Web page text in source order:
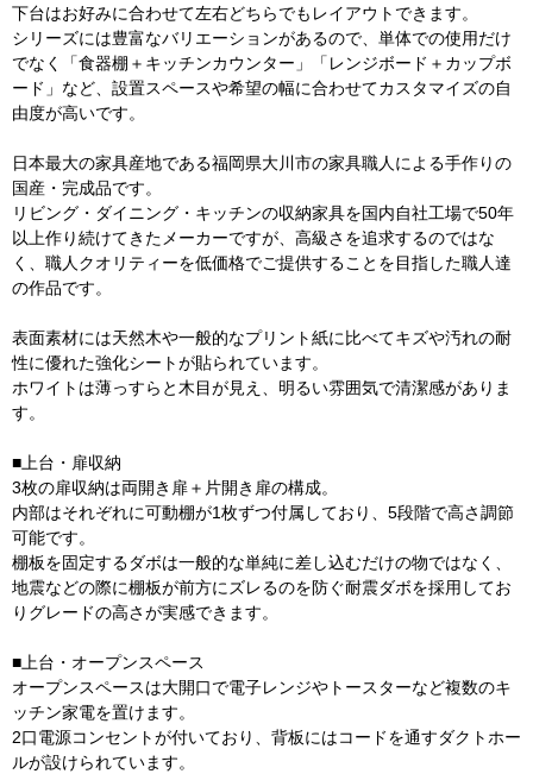
下台はお好みに合わせて左右どちらでもレイアウトできます。
シリーズには豊富なバリエーションがあるので、単体での使用だけ
でなく「食器棚＋キッチンカウンター」「レンジボード＋カップボ
ード」など、設置スペースや希望の幅に合わせてカスタマイズの自
由度が高いです。
日本最大の家具産地である福岡県大川市の家具職人による手作りの
国産・完成品です。
リビング・ダイニング・キッチンの収納家具を国内自社工場で50年
以上作り続けてきたメーカーですが、高級さを追求するのではな
く、職人クオリティーを低価格でご提供することを目指した職人達
の作品です。
表面素材には天然木や一般的なプリント紙に比べてキズや汚れの耐
性に優れた強化シートが貼られています。
ホワイトは薄っすらと木目が見え、明るい雰囲気で清潔感がありま
す。
■上台・扉収納
3枚の扉収納は両開き扉＋片開き扉の構成。
内部はそれぞれに可動棚が1枚ずつ付属しており、5段階で高さ調節
可能です。
棚板を固定するダボは一般的な単純に差し込むだけの物ではなく、
地震などの際に棚板が前方にズレるのを防ぐ耐震ダボを採用してお
りグレードの高さが実感できます。
■上台・オープンスペース
オープンスペースは大開口で電子レンジやトースターなど複数のキ
ッチン家電を置けます。
2口電源コンセントが付いており、背板にはコードを通すダクトホー
ルが設けられています。